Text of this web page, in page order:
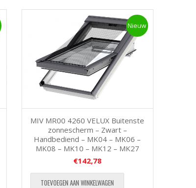
Nieuw
MIV MR00 4260 VELUX Buitenste
zonnescherm – Zwart –
Handbediend – MK04 – MK06 –
MK08 – MK10 – MK12 – MK27
€142,78
TOEVOEGEN AAN WINKELWAGEN